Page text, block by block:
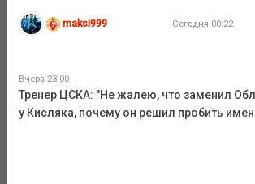
maksi999 Сегодня 00:22
Вчера 23:00
Тренер ЦСКА: "Не жалею, что заменил
у Кисляка, почему он решил пробить